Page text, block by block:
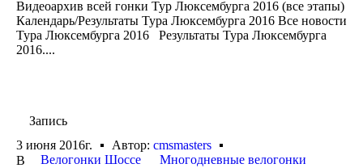
Видеоархив всей гонки Тур Люксембурга 2016 (все этапы)
Календарь/Результаты Тура Люксембурга 2016 Все новости
Тура Люксембурга 2016 Результаты Тура Люксембурга
2016....
Запись
3 июня 2016г.
Автор: cmsmasters
В
Велогонки Шоссе
Многодневные велогонки